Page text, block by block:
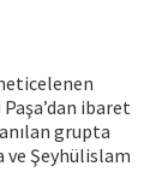
ibaret
grupta
ve Şeyhülislam